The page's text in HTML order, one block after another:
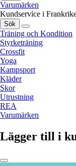
Varumärken
Kundservice i
Sök
Träning och Kondition
Styrketräning
Crossfit
Yoga
Kampsport
Kläder
Skor
Utrustning
REA
Varumärken
Lägger till i